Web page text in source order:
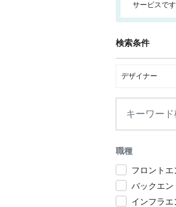
サービスです
検索条件
デザイナー
職種
フロント
バックエン
インフラエ